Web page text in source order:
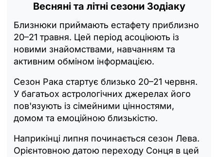
Весняні та літні сезони Зодіаку
Близнюки приймають естафету приблизно
20–21 травня. Цей період асоціюють із
новими знайомствами, навчанням та
активним обміном інформацією.
Сезон Рака стартує близько 20–21 червня.
У багатьох астрологічних джерелах його
пов'язують із сімейними цінностями,
домом та емоційною близькістю.
Наприкінці липня починається сезон Лева.
Орієнтовною датою переходу Сонця в цей